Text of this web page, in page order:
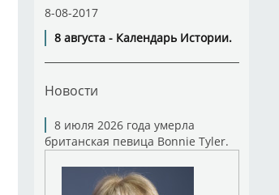
8-08-2017
8 августа - Календарь Истории.
Новости
8 июля 2026 года умерла
британская певица Bonnie Tyler.